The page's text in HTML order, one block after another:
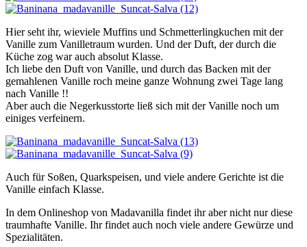
Hier seht ihr, wieviele Muffins und Schmetterlingkuchen mit der
Vanille zum Vanilletraum wurden. Und der Duft, der durch die
Küche zog war auch absolut Klasse.
Ich liebe den Duft von Vanille, und durch das Backen mit der
gemahlenen Vanille roch meine ganze Wohnung zwei Tage lang
nach Vanille !!
Aber auch die Negerkusstorte ließ sich mit der Vanille noch um
einiges verfeinern.
Auch für Soßen, Quarkspeisen, und viele andere Gerichte ist die
Vanille einfach Klasse.
In dem Onlineshop von Madavanilla findet ihr aber nicht nur diese
traumhafte Vanille. Ihr findet auch noch viele andere Gewürze und
Spezialitäten.